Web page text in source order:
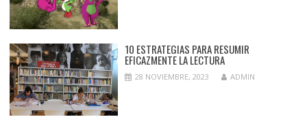
10 ESTRATEGIAS PARA RESUMIR
EFICAZMENTE LA LECTURA
28 NOVIEMBRE, 2023 ADMIN